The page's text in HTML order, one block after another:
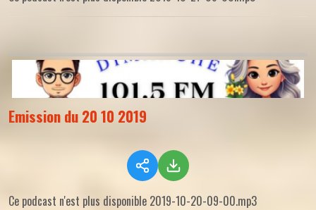
Emission du 20 10 2019
Ce podcast n'est plus disponible 2019-10-20-09-00.mp3